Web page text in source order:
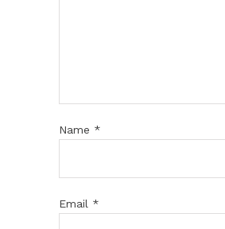
Name *
Email *